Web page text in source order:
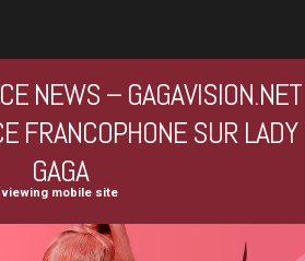
NEWS – GAGAVISION.NET
FRANCOPHONE SUR LADY
GAGA
viewing mobile site